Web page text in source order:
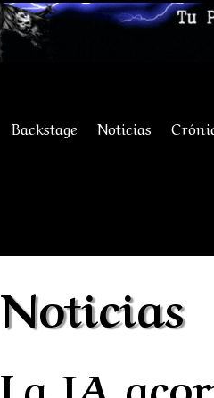
Backstage Noticias
Noticias
La IA